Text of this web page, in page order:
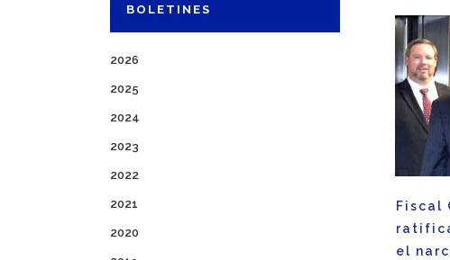
BOLETINES
2026
2025
2024
2023
2022
2021
2020
Fiscal
el